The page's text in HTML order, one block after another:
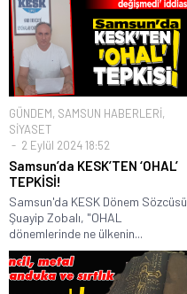
GÜNDEM, SAMSUN HABERLERİ,
SİYASET
2 Eylül 2024 18:52
Samsun’da KESK’TEN ‘OHAL’
TEPKİSİ!
Samsun'da KESK Dönem Sözcüsü
Şuayip Zobalı, "OHAL
dönemlerinde ne ülkenin...